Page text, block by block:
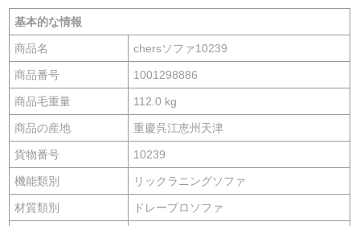
基本的な情報
商品名 chersソファ10239
商品番号 1001298886
商品毛重量 112.0 kg
商品の産地 重慶呉江恵州天津
貨物番号 10239
機能類別 リックラニングソファ
材質類別 ドレープロソファ